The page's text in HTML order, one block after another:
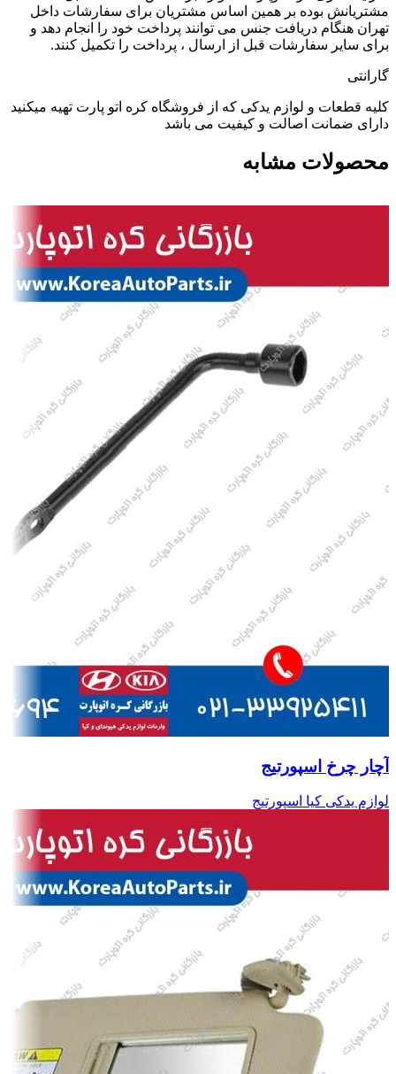
مشتریانش بوده بر همین اساس مشتریان برای سفارشات داخل
تهران هنگام دریافت جنس می توانند پرداخت خود را انجام دهد و
برای سایر سفارشات قبل از ارسال ، پرداخت را تکمیل کنند.
گارانتی
کلیه قطعات و لوازم یدکی که از فروشگاه کره اتو پارت تهیه میکنید
دارای ضمانت اصالت و کیفیت می باشد
محصولات مشابه
آچار چرخ اسپورتیج
لوازم یدکی کیا اسپورتیج